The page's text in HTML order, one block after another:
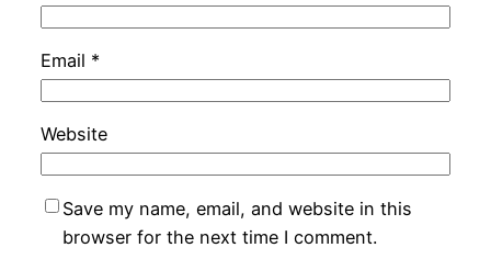
Email *
Website
Save my name, email, and website in this
browser for the next time I comment.